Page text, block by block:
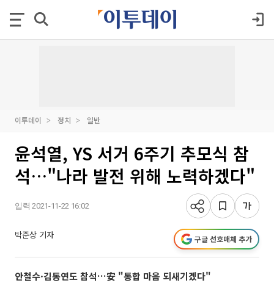
이투데이 정치 일반
윤석열, YS 서거 6주기 추모식 참
석…"나라 발전 위해 노력하겠다"
입력 2021-11-22 16:02
박준상 기자 구글 선호매체 추가
안철수·김동연도 참석…安 "통합 마음 되새기겠다"